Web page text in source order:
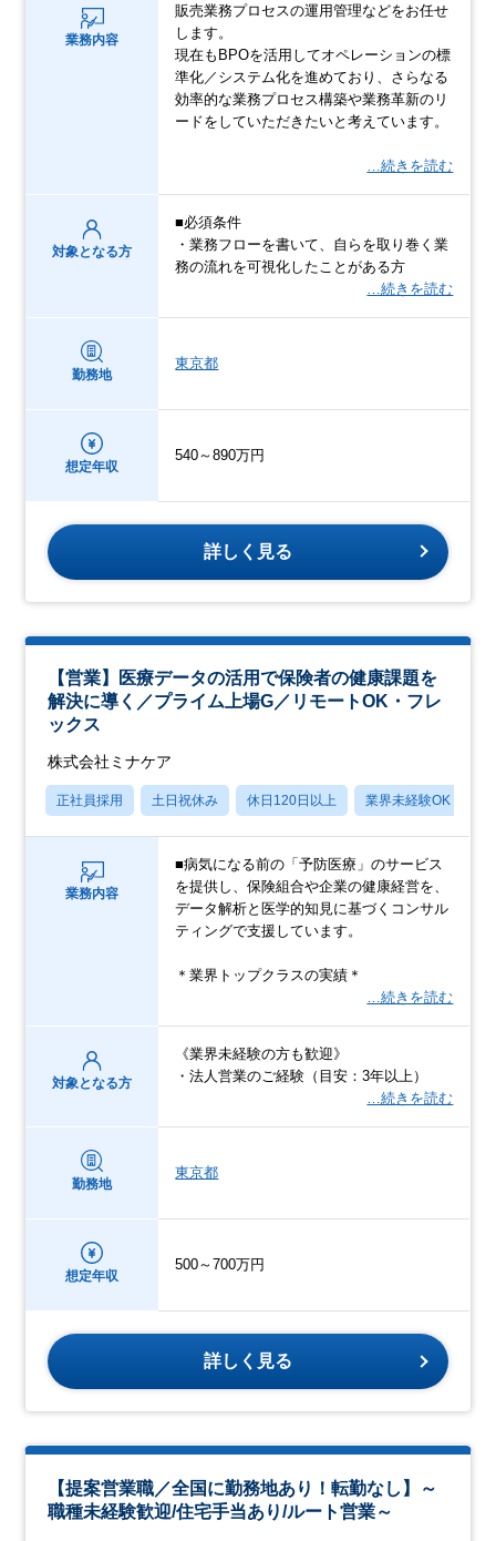
業務内容
販売業務プロセスの運用管理などをお任せ
します。
現在もBPOを活用してオペレーションの標
準化／システム化を進めており、さらなる
効率的な業務プロセス構築や業務革新のリ
ードをしていただきたいと考えています。
…続きを読む
対象となる方
■必須条件
・業務フローを書いて、自らを取り巻く業
務の流れを可視化したことがある方
…続きを読む
勤務地
東京都
想定年収
540～890万円
詳しく見る
【営業】医療データの活用で保険者の健康課題を
解決に導く／プライム上場G／リモートOK・フレ
ックス
株式会社ミナケア
正社員採用 土日祝休み 休日120日以上 業界未経験OK
業務内容
■病気になる前の「予防医療」のサービス
を提供し、保険組合や企業の健康経営を、
データ解析と医学的知見に基づくコンサル
ティングで支援しています。
＊業界トップクラスの実績＊
…続きを読む
対象となる方
《業界未経験の方も歓迎》
・法人営業のご経験（目安：3年以上）
…続きを読む
勤務地
東京都
想定年収
500～700万円
詳しく見る
【提案営業職／全国に勤務地あり！転勤なし】～
職種未経験歓迎/住宅手当あり/ルート営業～